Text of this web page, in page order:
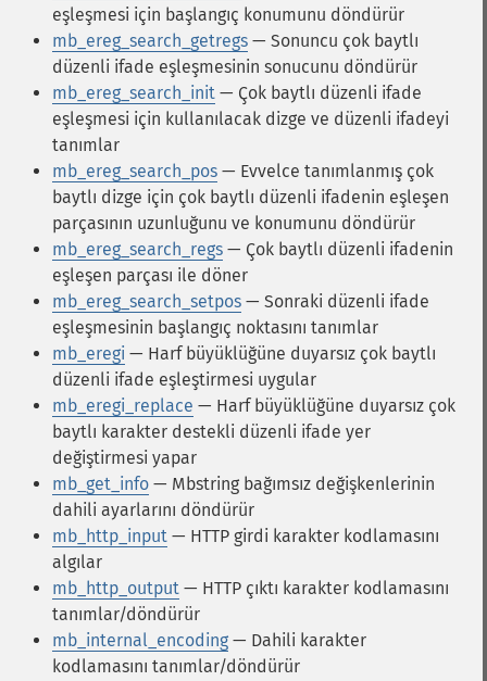
eşleşmesi için başlangıç konumunu döndürür
mb_ereg_search_getregs — Sonuncu çok baytlı
düzenli ifade eşleşmesinin sonucunu döndürür
mb_ereg_search_init — Çok baytlı düzenli ifade
eşleşmesi için kullanılacak dizge ve düzenli ifadeyi
tanımlar
mb_ereg_search_pos — Evvelce tanımlanmış çok
baytlı dizge için çok baytlı düzenli ifadenin eşleşen
parçasının uzunluğunu ve konumunu döndürür
mb_ereg_search_regs — Çok baytlı düzenli ifadenin
eşleşen parçası ile döner
mb_ereg_search_setpos — Sonraki düzenli ifade
eşleşmesinin başlangıç noktasını tanımlar
mb_eregi — Harf büyüklüğüne duyarsız çok baytlı
düzenli ifade eşleştirmesi uygular
mb_eregi_replace — Harf büyüklüğüne duyarsız çok
baytlı karakter destekli düzenli ifade yer
değiştirmesi yapar
mb_get_info — Mbstring bağımsız değişkenlerinin
dahili ayarlarını döndürür
mb_http_input — HTTP girdi karakter kodlamasını
algılar
mb_http_output — HTTP çıktı karakter kodlamasını
tanımlar/döndürür
mb_internal_encoding — Dahili karakter
kodlamasını tanımlar/döndürür